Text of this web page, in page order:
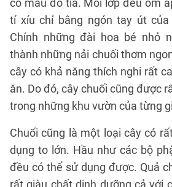
có màu đỏ tía. Mỗi lớp đều ôm
tí xíu chỉ bằng ngón tay út
Chính những đài hoa bé nhỏ
thành những nải chuối thơm
cây có khả năng thích nghi rất
ăn. Do đó, cây chuối cũng được
trong những khu vườn của từng
Chuối cũng là một loại cây có
dụng to lớn. Hầu như các bộ
đều có thể sử dụng được. Quả
rất giàu chất dinh dưỡng cả với